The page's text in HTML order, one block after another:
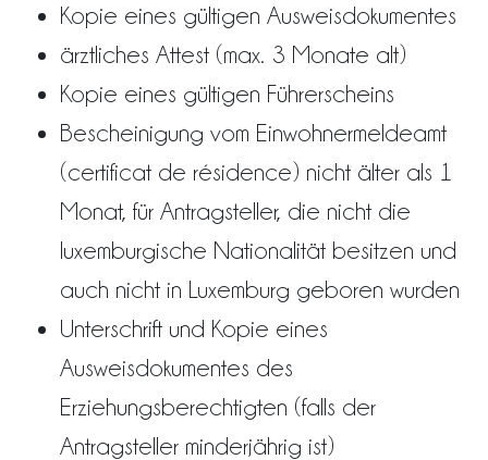
Kopie eines gültigen Ausweisdokumentes
ärztliches Attest (max. 3 Monate alt)
Kopie eines gültigen Führerscheins
Bescheinigung vom Einwohnermeldeamt
(certificat de résidence) nicht älter als 1
Monat, für Antragsteller, die nicht die
luxemburgische Nationalität besitzen und
auch nicht in Luxemburg geboren wurden
Unterschrift und Kopie eines
Ausweisdokumentes des
Erziehungsberechtigten (falls der
Antragsteller minderjährig ist)